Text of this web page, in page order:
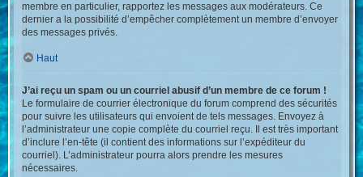
membre en particulier, rapportez les messages aux modérateurs. Ce
dernier a la possibilité d’empêcher complètement un membre d’envoyer
des messages privés.
Haut
J’ai reçu un spam ou un courriel abusif d’un membre de ce forum !
Le formulaire de courrier électronique du forum comprend des sécurités
pour suivre les utilisateurs qui envoient de tels messages. Envoyez à
l’administrateur une copie complète du courriel reçu. Il est très important
d’inclure l’en-tête (il contient des informations sur l’expéditeur du
courriel). L’administrateur pourra alors prendre les mesures
nécessaires.